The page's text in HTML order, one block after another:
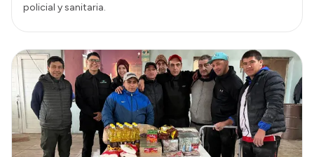
policial y sanitaria.